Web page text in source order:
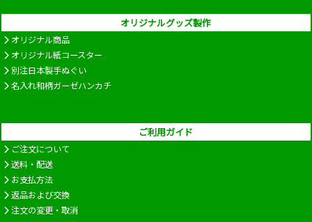
オリジナルグッズ製作
オリジナル商品
オリジナル紙コースター
別注日本製手ぬぐい
名入れ和柄ガーゼハンカチ
ご利用ガイド
ご注文について
送料・配送
お支払方法
返品および交換
注文の変更・取消